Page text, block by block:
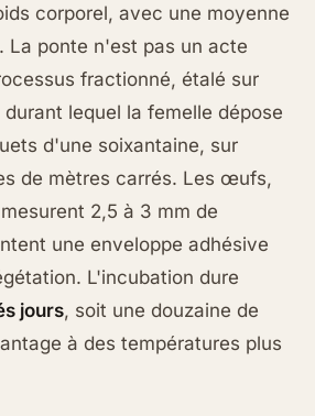
corporel, avec une moyenne
La ponte n'est pas un acte
fractionné, étalé sur
lequel la femelle dépose
d'une soixantaine, sur
de mètres carrés. Les œufs,
2,5 à 3 mm de
une enveloppe adhésive
L'incubation dure
jours, soit une douzaine de
à des températures plus